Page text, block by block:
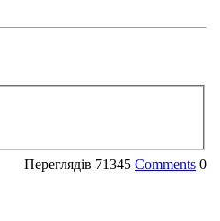
Переглядів 71345 Comments 0